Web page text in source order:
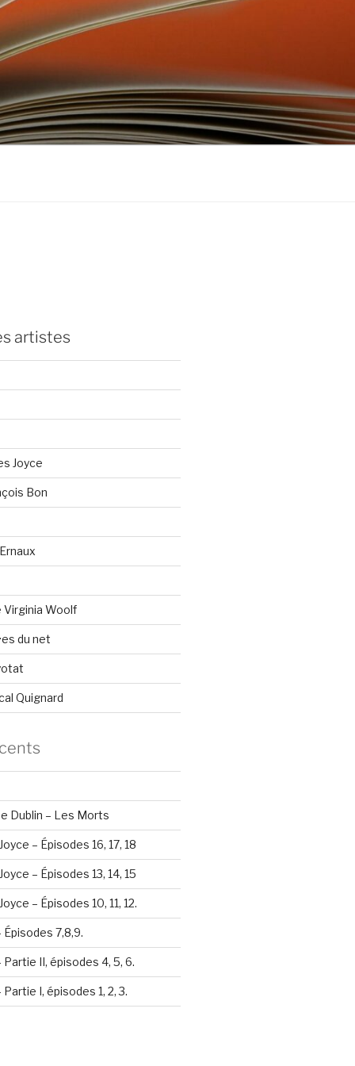
artistes
Joyce
Bon
Virginia Woolf
du net
Quignard
Dublin – Les Morts
– Épisodes 16, 17, 18
– Épisodes 13, 14, 15
– Épisodes 10, 11, 12.
Épisodes 7,8,9.
Partie II, épisodes 4, 5, 6.
I, épisodes 1, 2, 3.